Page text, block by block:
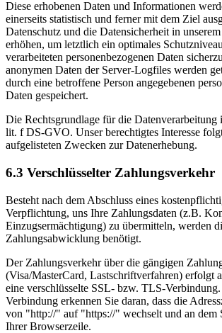
Diese erhobenen Daten und Informationen
einerseits statistisch und ferner mit dem Ziel
Datenschutz und die Datensicherheit in
erhöhen, um letztlich ein optimales
verarbeiteten personenbezogenen Daten
anonymen Daten der Server-Logfiles werden
durch eine betroffene Person angegebenen
Daten gespeichert.
Die Rechtsgrundlage für die Datenverarbeitung
lit. f DS-GVO. Unser berechtigtes Interesse
aufgelisteten Zwecken zur Datenerhebung.
6.3 Verschlüsselter Zahlungsverkehr
Besteht nach dem Abschluss eines
Verpflichtung, uns Ihre Zahlungsdaten (z.B.
Einzugsermächtigung) zu übermitteln, werden
Zahlungsabwicklung benötigt.
Der Zahlungsverkehr über die gängigen
(Visa/MasterCard, Lastschriftverfahren) erfolgt
eine verschlüsselte SSL- bzw. TLS-
Verbindung erkennen Sie daran, dass die
von "http://" auf "https://" wechselt und an dem
Ihrer Browserzeile.